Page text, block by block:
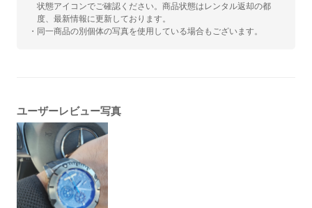
状態アイコンでご確認ください。商品状態はレンタル返却の都
度、最新情報に更新しております。
・同一商品の別個体の写真を使用している場合もございます。
ユーザーレビュー写真